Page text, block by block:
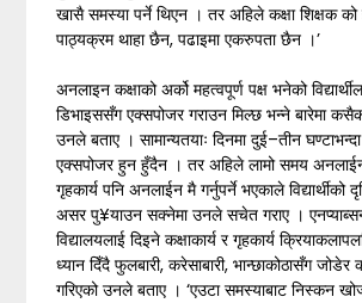
खासै समस्या पर्ने थिएन । तर अहिले कक्षा शिक्षक को
पाठ्यक्रम थाहा छैन, पढाइमा एकरुपता छैन ।’
अनलाइन कक्षाको अर्को महत्वपूर्ण पक्ष भनेको
डिभाइससँग एक्सपोजर गराउन मिल्छ भन्ने बारेमा
उनले बताए । सामान्यतयाः दिनमा दुई–तीन
एक्सपोजर हुन हुँदैन । तर अहिले लामो समय
गृहकार्य पनि अनलाईन मै गर्नुपर्ने भएकाले विद्यार्थीको
असर पु¥याउन सक्नेमा उनले सचेत गराए ।
विद्यालयलाई दिइने कक्षाकार्य र गृहकार्य
ध्यान दिँदै फुलबारी, करेसाबारी, भान्छाकोठासँग जोडेर
गरिएको उनले बताए । ‘एउटा समस्याबाट निस्कन